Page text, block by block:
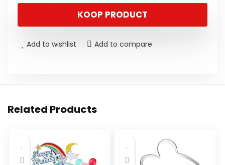
KOOP PRODUCT
Add to wishlist Add to compare
Related Products